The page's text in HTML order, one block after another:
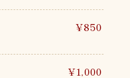
¥850
¥1,000